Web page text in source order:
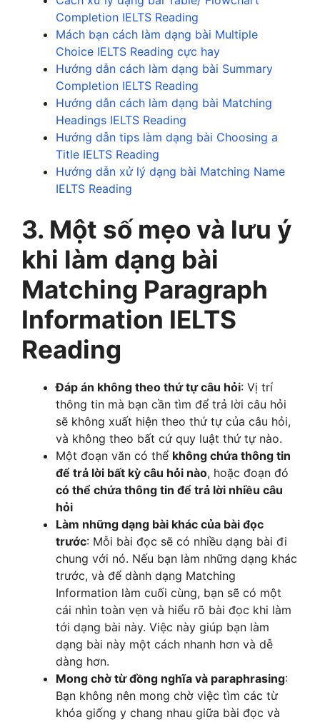
Completion IELTS Reading
Mách bạn cách làm dạng bài Multiple
Choice IELTS Reading cực hay
Hướng dẫn cách làm dạng bài Summary
Completion IELTS Reading
Hướng dẫn cách làm dạng bài Matching
Headings IELTS Reading
Hướng dẫn tips làm dạng bài Choosing a
Title IELTS Reading
Hướng dẫn xử lý dạng bài Matching Name
IELTS Reading
3. Một số mẹo và lưu ý
khi làm dạng bài
Matching Paragraph
Information IELTS
Reading
Đáp án không theo thứ tự câu hỏi: Vị trí
thông tin mà bạn cần tìm để trả lời câu hỏi
sẽ không xuất hiện theo thứ tự của câu hỏi,
và không theo bất cứ quy luật thứ tự nào.
Một đoạn văn có thể không chứa thông tin
để trả lời bất kỳ câu hỏi nào, hoặc đoạn đó
có thể chứa thông tin để trả lời nhiều câu
hỏi
Làm những dạng bài khác của bài đọc
trước: Mỗi bài đọc sẽ có nhiều dạng bài đi
chung với nó. Nếu bạn làm những dạng khác
trước, và để dành dạng Matching
Information làm cuối cùng, bạn sẽ có một
cái nhìn toàn vẹn và hiểu rõ bài đọc khi làm
tới dạng bài này. Việc này giúp bạn làm
dạng bài này một cách nhanh hơn và dễ
dàng hơn.
Mong chờ từ đồng nghĩa và paraphrasing:
Bạn không nên mong chờ việc tìm các từ
khóa giống y chang nhau giữa bài đọc và